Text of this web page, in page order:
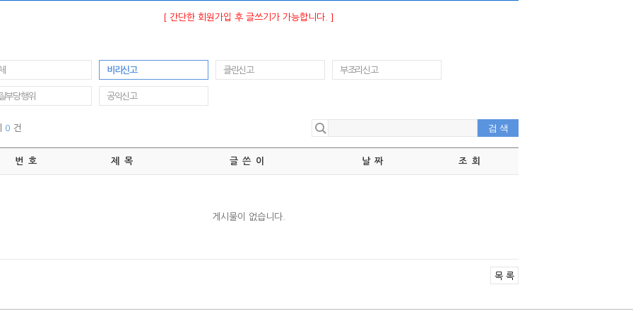
[ 간단한 회원가입 후 글쓰기가 가능합니다. ]
비리신고 클린신고 부조리신고
부당행위 공익신고
0 건
번 호 제 목 글 쓴 이 날 짜 조 회
게시물이 없습니다.
목 록